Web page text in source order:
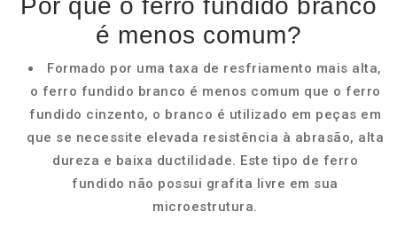
Por que o ferro fundido branco
é menos comum?
Formado por uma taxa de resfriamento mais alta,
o ferro fundido branco é menos comum que o ferro
fundido cinzento, o branco é utilizado em peças em
que se necessite elevada resistência à abrasão, alta
dureza e baixa ductilidade. Este tipo de ferro
fundido não possui grafita livre em sua
microestrutura.